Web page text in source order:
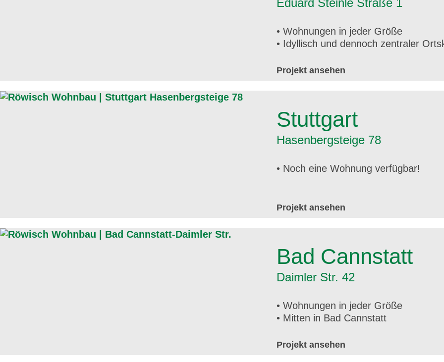
Eduard Steinle Straße 1
• Wohnungen in jeder Größe
• Idyllisch und dennoch zentraler
Projekt ansehen
Stuttgart
Hasenbergsteige 78
• Noch eine Wohnung verfügbar!
Projekt ansehen
Bad Cannstatt
Daimler Str. 42
• Wohnungen in jeder Größe
• Mitten in Bad Cannstatt
Projekt ansehen